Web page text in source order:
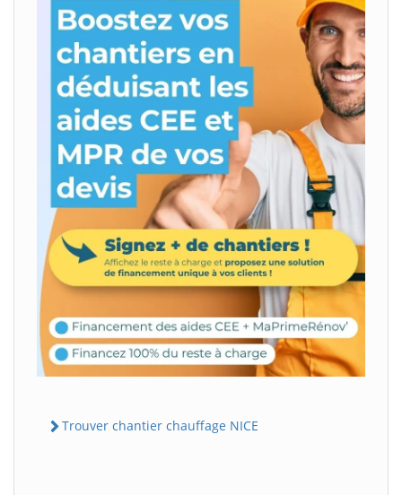
Trouver chantier chauffage NICE